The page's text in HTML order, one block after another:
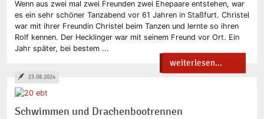
Wenn aus zwei mal zwei Freunden zwei Ehepaare entstehen, war
es ein sehr schöner Tanzabend vor 61 Jahren in Staßfurt. Christel
war mit ihrer Freundin Christel beim Tanzen und lernte so ihren
Rolf kennen. Der Hecklinger war mit seinem Freund vor Ort. Ein
Jahr später, bei bestem ...
weiterlesen...
Schwimmen und Drachenbootrennen
23.08.2024